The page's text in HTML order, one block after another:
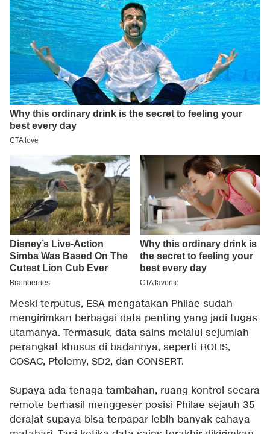
Meski terputus, ESA mengatakan Philae sudah
mengirimkan berbagai data penting yang jadi tugas
utamanya. Termasuk, data sains melalui sejumlah
perangkat khusus di badannya, seperti ROLIS,
COSAC, Ptolemy, SD2, dan CONSERT.
Supaya ada tenaga tambahan, ruang kontrol secara
remote berhasil menggeser posisi Philae sejauh 35
derajat supaya bisa terpapar lebih banyak cahaya